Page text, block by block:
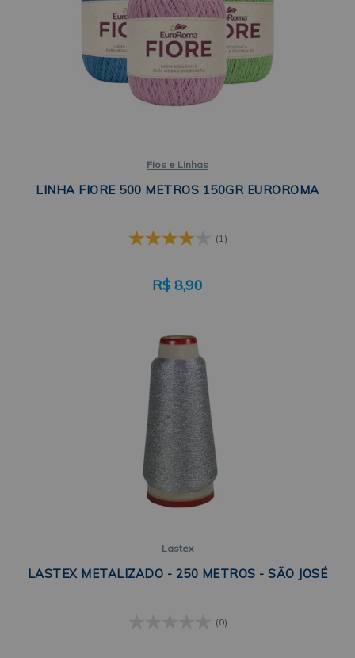
Fios e Linhas
LINHA FIORE 500 METROS 150GR EUROROMA
(1)
R$ 8,90
Lastex
LASTEX METALIZADO - 250 METROS - SÃO JOSÉ
(0)